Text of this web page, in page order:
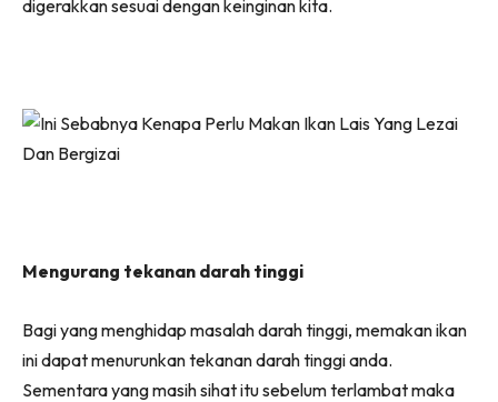
digerakkan sesuai dengan keinginan kita.
Mengurang tekanan darah tinggi
Bagi yang menghidap masalah darah tinggi, memakan ikan
ini dapat menurunkan tekanan darah tinggi anda.
Sementara yang masih sihat itu sebelum terlambat maka